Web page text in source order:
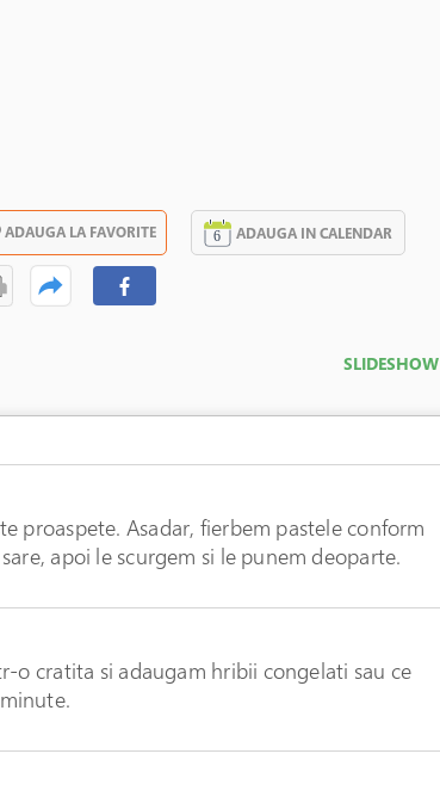
ADAUGA LA FAVORITE ADAUGA IN CALENDAR
SLIDESHOW
proaspete. Asadar, fierbem pastele conform
apoi le scurgem si le punem deoparte.
o cratita si adaugam hribii congelati sau ce